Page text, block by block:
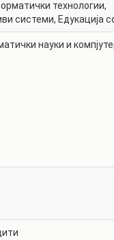
технологии,
системи, Едукација
науки и